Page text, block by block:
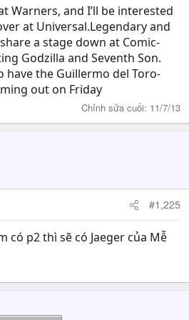
Warners, and I’ll be interested
at Universal.Legendary and
a stage down at Comic-
Godzilla and Seventh Son.
have the Guillermo del Toro-
out on Friday
Chỉnh sửa cuối: 11/7/13
#1,225
có p2 thì sẽ có Jaeger của Mễ